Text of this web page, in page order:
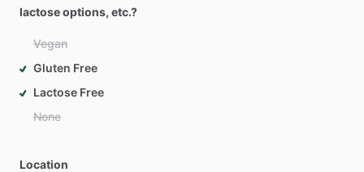
lactose options, etc.?
Vegan
Gluten Free
Lactose Free
None
Location